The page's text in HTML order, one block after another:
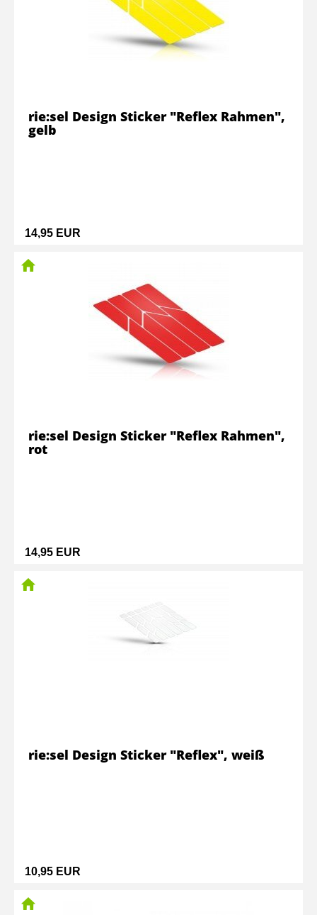
14,95 EUR
rie:sel Design Sticker "Reflex Rahmen",
gelb
14,95 EUR
rie:sel Design Sticker "Reflex Rahmen",
rot
10,95 EUR
rie:sel Design Sticker "Reflex", weiß